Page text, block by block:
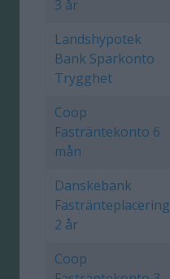
3 år
Landshypotek
Bank Sparkonto
Trygghet
Coop
Fasträntekonto 6
mån
Danskebank
Fastränteplacering
2 år
Coop